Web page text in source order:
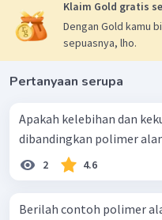
Klaim Gold gratis
Dengan Gold kamu
sepuasnya, lho.
Pertanyaan serupa
Apakah kelebihan dan
dibandingkan polimer
2 4.6
Berilah contoh polimer